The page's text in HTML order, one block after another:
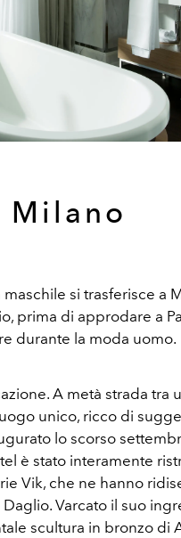
Milano
si trasferisce a
prima di approdare a
durante la moda uomo.
A metà strada tra
unico, ricco di
lo scorso
è stato interamente
Vik, che ne hanno
Varcato il suo
scultura in bronzo di